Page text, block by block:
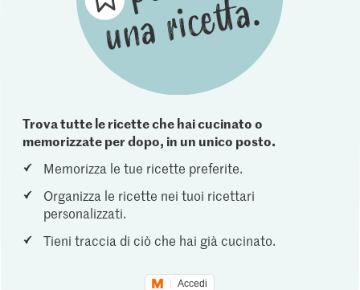
Trova tutte le ricette che hai cucinato o
memorizzate per dopo, in un unico posto.
Memorizza le tue ricette preferite.
Organizza le ricette nei tuoi ricettari
personalizzati.
Tieni traccia di ciò che hai già cucinato.
Accedi